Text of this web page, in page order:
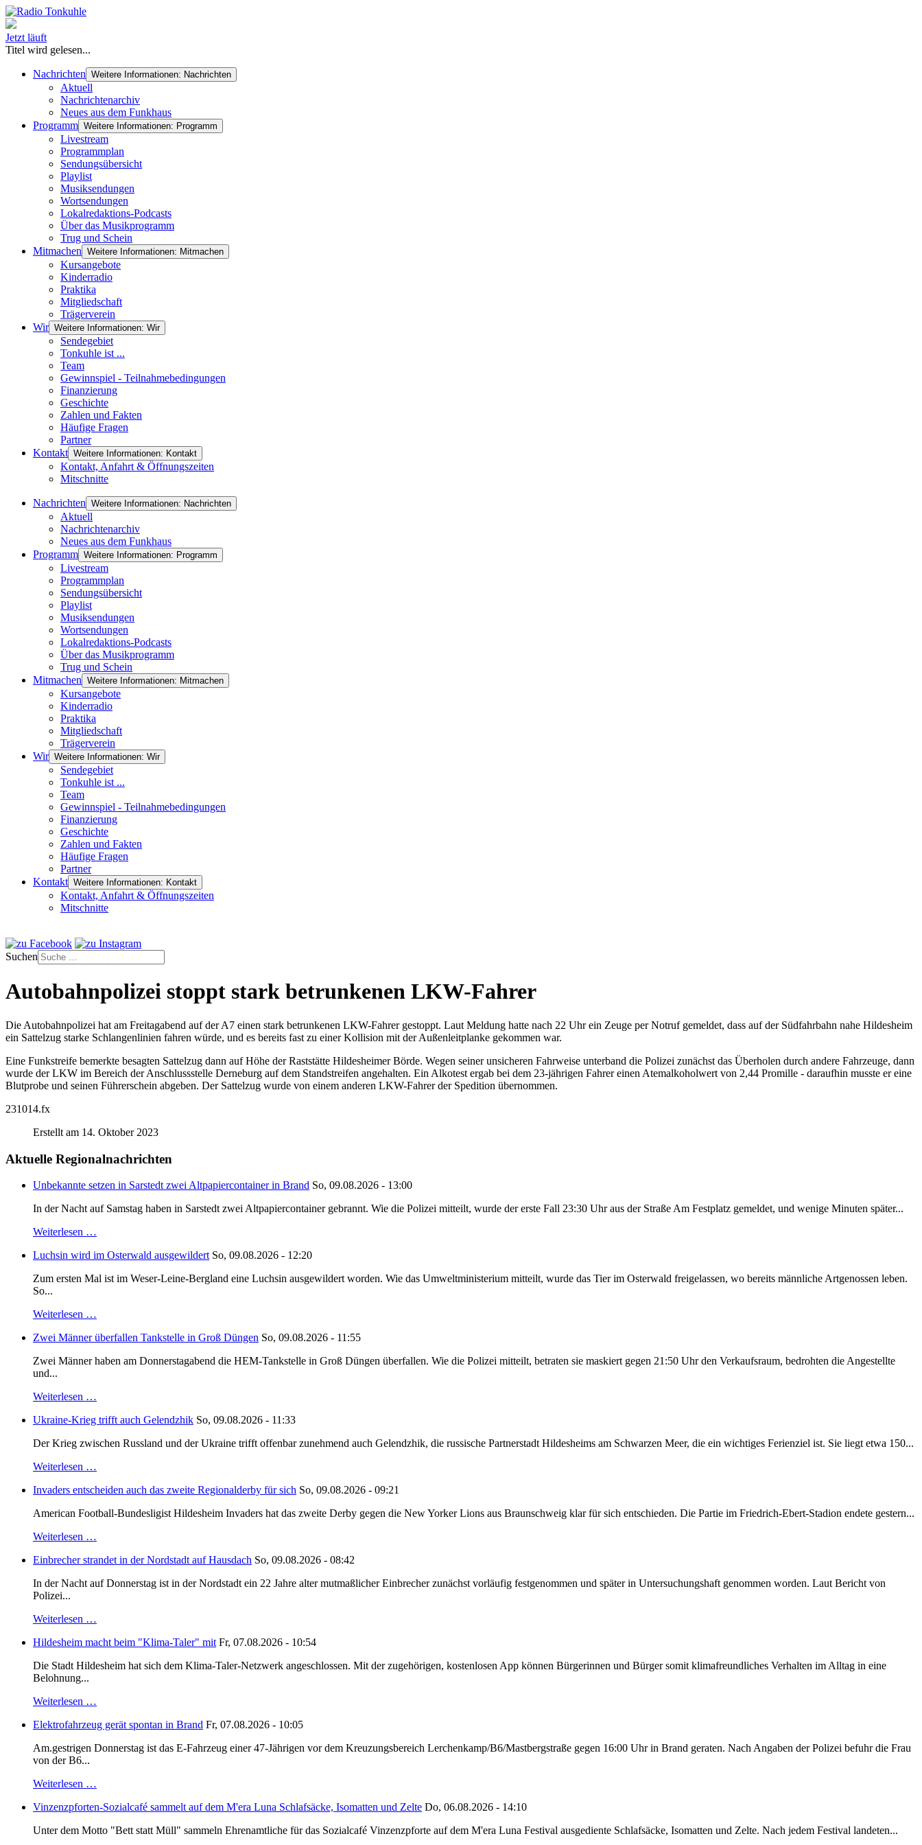
Jetzt läuft
Titel wird gelesen...
Nachrichten Weitere Informationen: Nachrichten
Aktuell
Nachrichtenarchiv
Neues aus dem Funkhaus
Programm Weitere Informationen: Programm
Livestream
Programmplan
Sendungsübersicht
Playlist
Musiksendungen
Wortsendungen
Lokalredaktions-Podcasts
Über das Musikprogramm
Trug und Schein
Mitmachen Weitere Informationen: Mitmachen
Kursangebote
Kinderradio
Praktika
Mitgliedschaft
Trägerverein
Wir Weitere Informationen: Wir
Sendegebiet
Tonkuhle ist ...
Team
Gewinnspiel - Teilnahmebedingungen
Finanzierung
Geschichte
Zahlen und Fakten
Häufige Fragen
Partner
Kontakt Weitere Informationen: Kontakt
Kontakt, Anfahrt & Öffnungszeiten
Mitschnitte
Nachrichten Weitere Informationen: Nachrichten
Aktuell
Nachrichtenarchiv
Neues aus dem Funkhaus
Programm Weitere Informationen: Programm
Livestream
Programmplan
Sendungsübersicht
Playlist
Musiksendungen
Wortsendungen
Lokalredaktions-Podcasts
Über das Musikprogramm
Trug und Schein
Mitmachen Weitere Informationen: Mitmachen
Kursangebote
Kinderradio
Praktika
Mitgliedschaft
Trägerverein
Wir Weitere Informationen: Wir
Sendegebiet
Tonkuhle ist ...
Team
Gewinnspiel - Teilnahmebedingungen
Finanzierung
Geschichte
Zahlen und Fakten
Häufige Fragen
Partner
Kontakt Weitere Informationen: Kontakt
Kontakt, Anfahrt & Öffnungszeiten
Mitschnitte
Suchen
Autobahnpolizei stoppt stark betrunkenen LKW-Fahrer
Die Autobahnpolizei hat am Freitagabend auf der A7 einen stark betrunkenen LKW-Fahrer gestoppt. Laut Meldung hatte nach 22 Uhr ein Zeuge per Notruf gemeldet, dass auf der Südfahrbahn nahe Hildesheim
ein Sattelzug starke Schlangenlinien fahren würde, und es bereits fast zu einer Kollision mit der Außenleitplanke gekommen war.
Eine Funkstreife bemerkte besagten Sattelzug dann auf Höhe der Raststätte Hildesheimer Börde. Wegen seiner unsicheren Fahrweise unterband die Polizei zunächst das Überholen durch andere Fahrzeuge, dann
wurde der LKW im Bereich der Anschlussstelle Derneburg auf dem Standstreifen angehalten. Ein Alkotest ergab bei dem 23-jährigen Fahrer einen Atemalkoholwert von 2,44 Promille - daraufhin musste er eine
Blutprobe und seinen Führerschein abgeben. Der Sattelzug wurde von einem anderen LKW-Fahrer der Spedition übernommen.
231014.fx
Erstellt am 14. Oktober 2023
Aktuelle Regionalnachrichten
Unbekannte setzen in Sarstedt zwei Altpapiercontainer in Brand So, 09.08.2026 - 13:00
In der Nacht auf Samstag haben in Sarstedt zwei Altpapiercontainer gebrannt. Wie die Polizei mitteilt, wurde der erste Fall 23:30 Uhr aus der Straße Am Festplatz gemeldet, und wenige Minuten später...
Weiterlesen …
Luchsin wird im Osterwald ausgewildert So, 09.08.2026 - 12:20
Zum ersten Mal ist im Weser-Leine-Bergland eine Luchsin ausgewildert worden. Wie das Umweltministerium mitteilt, wurde das Tier im Osterwald freigelassen, wo bereits männliche Artgenossen leben.
So...
Weiterlesen …
Zwei Männer überfallen Tankstelle in Groß Düngen So, 09.08.2026 - 11:55
Zwei Männer haben am Donnerstagabend die HEM-Tankstelle in Groß Düngen überfallen. Wie die Polizei mitteilt, betraten sie maskiert gegen 21:50 Uhr den Verkaufsraum, bedrohten die Angestellte
und...
Weiterlesen …
Ukraine-Krieg trifft auch Gelendzhik So, 09.08.2026 - 11:33
Der Krieg zwischen Russland und der Ukraine trifft offenbar zunehmend auch Gelendzhik, die russische Partnerstadt Hildesheims am Schwarzen Meer, die ein wichtiges Ferienziel ist. Sie liegt etwa 150...
Weiterlesen …
Invaders entscheiden auch das zweite Regionalderby für sich So, 09.08.2026 - 09:21
American Football-Bundesligist Hildesheim Invaders hat das zweite Derby gegen die New Yorker Lions aus Braunschweig klar für sich entschieden. Die Partie im Friedrich-Ebert-Stadion endete gestern...
Weiterlesen …
Einbrecher strandet in der Nordstadt auf Hausdach So, 09.08.2026 - 08:42
In der Nacht auf Donnerstag ist in der Nordstadt ein 22 Jahre alter mutmaßlicher Einbrecher zunächst vorläufig festgenommen und später in Untersuchungshaft genommen worden. Laut Bericht von
Polizei...
Weiterlesen …
Hildesheim macht beim "Klima-Taler" mit Fr, 07.08.2026 - 10:54
Die Stadt Hildesheim hat sich dem Klima-Taler-Netzwerk angeschlossen. Mit der zugehörigen, kostenlosen App können Bürgerinnen und Bürger somit klimafreundliches Verhalten im Alltag in eine
Belohnung...
Weiterlesen …
Elektrofahrzeug gerät spontan in Brand Fr, 07.08.2026 - 10:05
Am.gestrigen Donnerstag ist das E-Fahrzeug einer 47-Jährigen vor dem Kreuzungsbereich Lerchenkamp/B6/Mastbergstraße gegen 16:00 Uhr in Brand geraten. Nach Angaben der Polizei befuhr die Frau
von der B6...
Weiterlesen …
Vinzenzpforten-Sozialcafé sammelt auf dem M'era Luna Schlafsäcke, Isomatten und Zelte Do, 06.08.2026 - 14:10
Unter dem Motto "Bett statt Müll" sammeln Ehrenamtliche für das Sozialcafé Vinzenzpforte auf dem M'era Luna Festival ausgediente Schlafsäcke, Isomatten und Zelte. Nach jedem Festival landeten...